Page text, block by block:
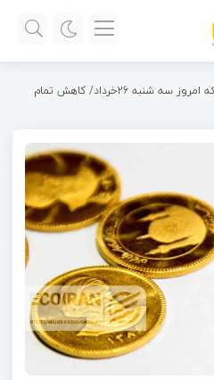
قیمت طلا و سکه امروز سه شنبه 26خرداد/ کاهش تمام